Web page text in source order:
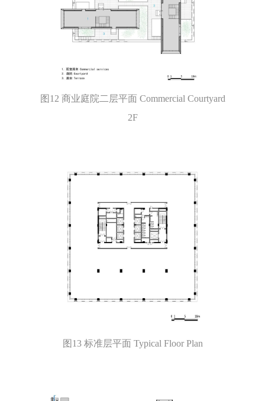
图12 商业庭院二层平面 Commercial Courtyard
2F
图13 标准层平面 Typical Floor Plan